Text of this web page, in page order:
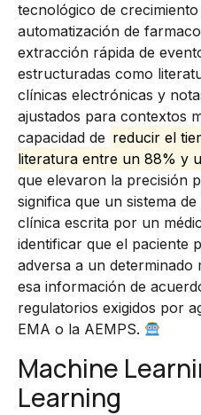
tecnológico de
automatización de
extracción rápida de
estructuradas como
clínicas electrónicas y
ajustados para contextos
capacidad de reducir el
literatura entre un 88% y
que elevaron la precisión
significa que un sistema
clínica escrita por un
identificar que el paciente
adversa a un determinado
esa información de
regulatorios exigidos por
EMA o la AEMPS.
Machine
Learning